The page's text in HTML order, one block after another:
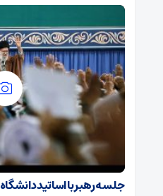
جلسه رهبر با اساتید دانشگاه